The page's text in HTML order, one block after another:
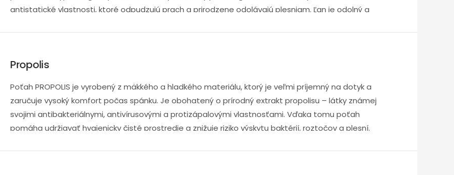
antistatické vlastnosti, ktoré odpudzujú prach a prirodzene odolávajú plesniam. Ľan je odolný a
Propolis
Poťah PROPOLIS je vyrobený z mäkkého a hladkého materiálu, ktorý je veľmi príjemný na dotyk a
zaručuje vysoký komfort počas spánku. Je obohatený o prírodný extrakt propolisu – látky známej
svojimi antibakteriálnymi, antivírusovými a protizápalovými vlastnosťami. Vďaka tomu poťah
pomáha udržiavať hygienicky čisté prostredie a znižuje riziko výskytu baktérií, roztočov a plesní.